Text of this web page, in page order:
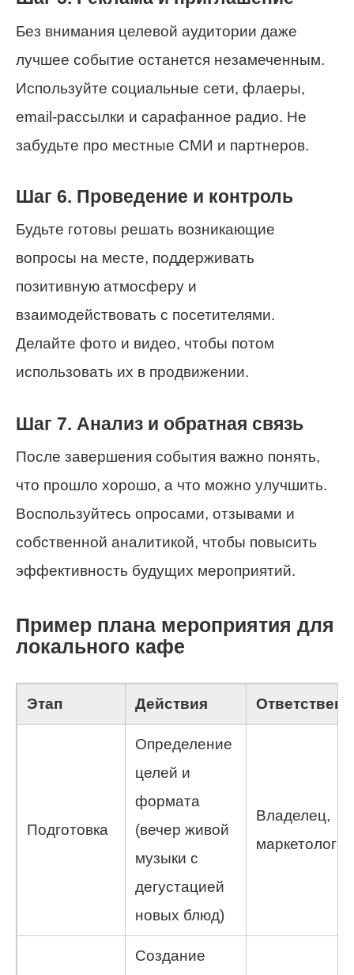
Без внимания целевой аудитории даже
лучшее событие останется незамеченным.
Используйте социальные сети, флаеры,
email-рассылки и сарафанное радио. Не
забудьте про местные СМИ и партнеров.
Шаг 6. Проведение и контроль
Будьте готовы решать возникающие
вопросы на месте, поддерживать
позитивную атмосферу и
взаимодействовать с посетителями.
Делайте фото и видео, чтобы потом
использовать их в продвижении.
Шаг 7. Анализ и обратная связь
После завершения события важно понять,
что прошло хорошо, а что можно улучшить.
Воспользуйтесь опросами, отзывами и
собственной аналитикой, чтобы повысить
эффективность будущих мероприятий.
Пример плана мероприятия для
локального кафе
Этап Действия
Подготовка
Определение
целей и
формата
(вечер живой
музыки с
дегустацией
новых блюд)
Владелец,
маркетолог
Создание